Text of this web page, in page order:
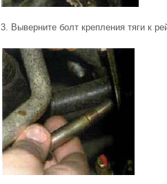
3. Выверните болт крепления тяги к